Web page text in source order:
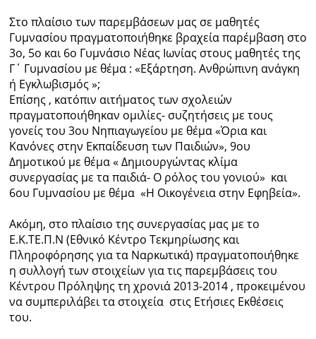
Στο πλαίσιο των παρεμβάσεων μας σε μαθητές
Γυμνασίου πραγματοποιήθηκε βραχεία παρέμβαση στο
3ο, 5ο και 6ο Γυμνάσιο Νέας Ιωνίας στους μαθητές της
Γ΄ Γυμνασίου με θέμα : «Εξάρτηση. Ανθρώπινη ανάγκη
ή Εγκλωβισμός »;
Επίσης , κατόπιν αιτήματος των σχολειών
πραγματοποιήθηκαν ομιλίες- συζητήσεις με τους
γονείς του 3ου Νηπιαγωγείου με θέμα «Όρια και
Κανόνες στην Εκπαίδευση των Παιδιών», 9ου
Δημοτικού με θέμα « Δημιουργώντας κλίμα
συνεργασίας με τα παιδιά- Ο ρόλος του γονιού» και
6ου Γυμνασίου με θέμα «Η Οικογένεια στην Εφηβεία».
Aκόμη, στο πλαίσιο της συνεργασίας μας με το
Ε.Κ.ΤΕ.Π.Ν (Εθνικό Κέντρο Τεκμηρίωσης και
Πληροφόρησης για τα Ναρκωτικά) πραγματοποιήθηκε
η συλλογή των στοιχείων για τις παρεμβάσεις του
Κέντρου Πρόληψης τη χρονιά 2013-2014 , προκειμένου
να συμπεριλάβει τα στοιχεία στις Ετήσιες Εκθέσεις
του.